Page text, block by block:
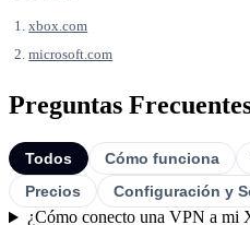
xbox.com
microsoft.com
Preguntas
Todos Cómo funciona
Precios
Configuración y
¿Cómo conecto una VPN a mi